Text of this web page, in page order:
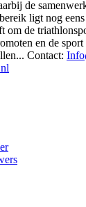
de
ligt nog
om de
en de
Contact: